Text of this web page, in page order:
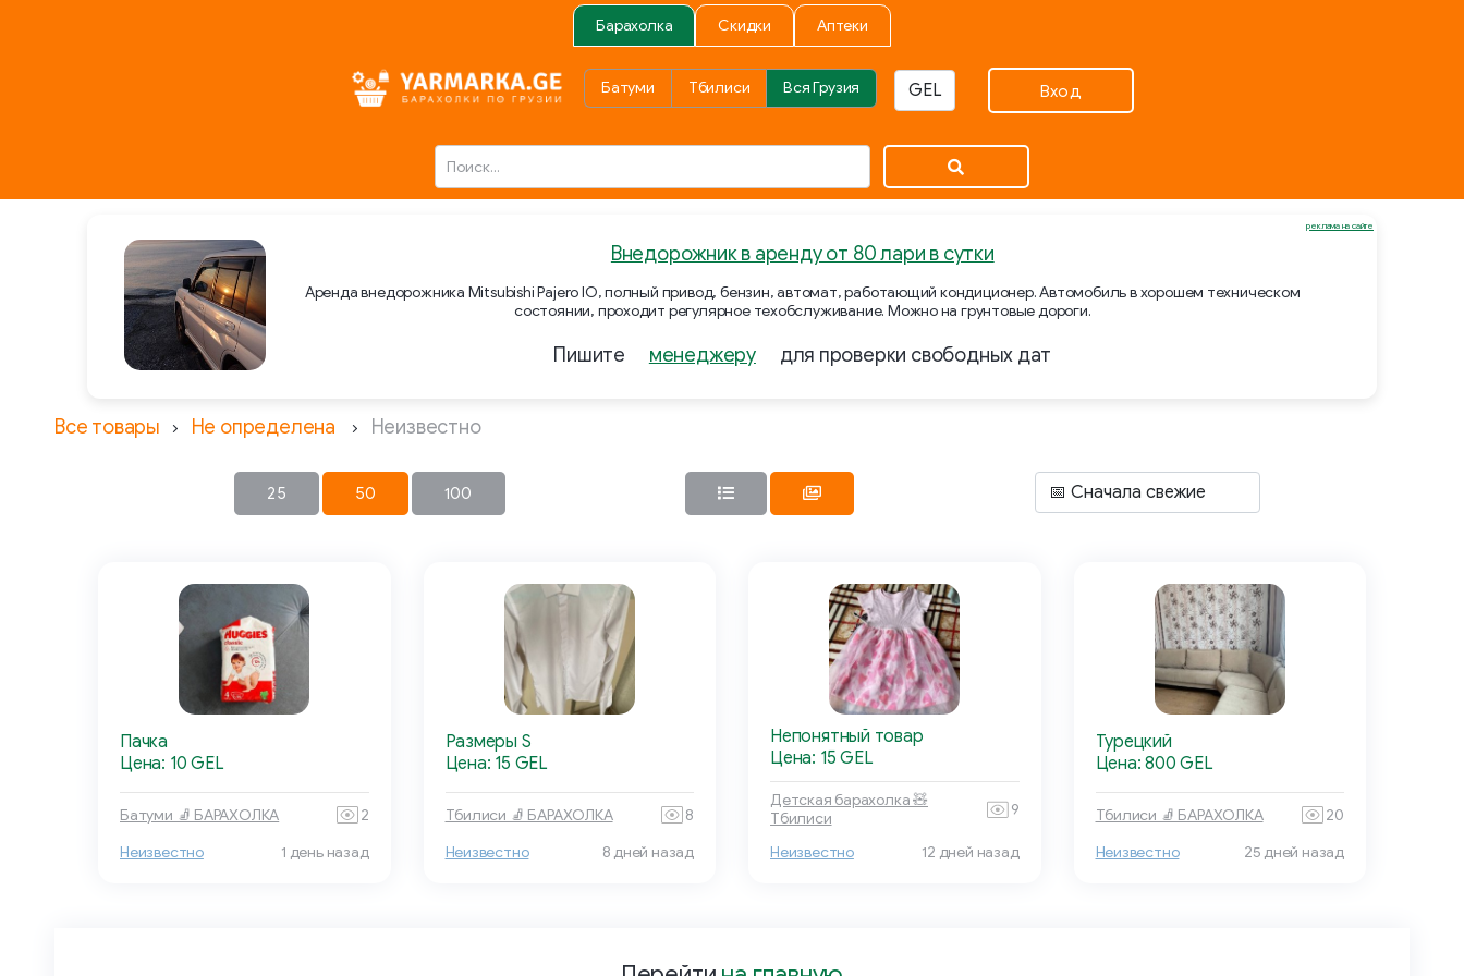
Барахолка Скидки Аптеки
Батуми Тбилиси Вся Грузия Вход
Внедорожник в аренду от 80 лари в сутки
Аренда внедорожника Mitsubishi Pajero IO, полный привод, бензин, автомат, работающий кондиционер. Автомобиль в хорошем техническом
состоянии, проходит регулярное техобслуживание. Можно на грунтовые дороги.
Пишите менеджеру для проверки свободных дат
реклама на сайте
Все товары Не определена Неизвестно
25 50 100
Пачка
Цена: 10 GEL
Батуми 🧦 БАРАХОЛКА 2
Неизвестно 1 день назад
Размеры S
Цена: 15 GEL
Тбилиси 🧦 БАРАХОЛКА 8
Неизвестно 8 дней назад
Непонятный товар
Цена: 15 GEL
Детская барахолка 🧸
Тбилиси
9
Неизвестно 12 дней назад
Турецкий
Цена: 800 GEL
Тбилиси 🧦 БАРАХОЛКА 20
Неизвестно 25 дней назад